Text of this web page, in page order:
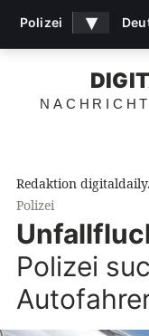
Redaktion
Polizei
Polizei
Polizei ▾